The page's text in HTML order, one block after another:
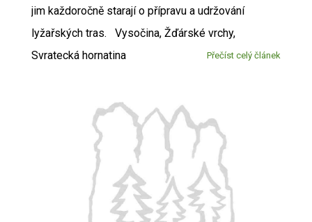
jim každoročně starají o přípravu a udržování
lyžařských tras. Vysočina, Žďárské vrchy,
Svratecká hornatina
Přečíst celý článek